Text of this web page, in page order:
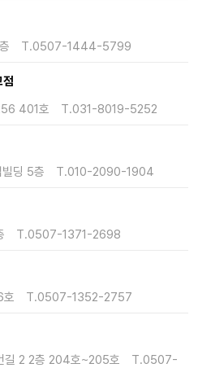
T.0507-1444-5799
401호
T.031-8019-5252
딩 5층
T.010-2090-1904
T.0507-1371-2698
호
T.0507-1352-2757
길 2 2층 204호~205호
T.0507-